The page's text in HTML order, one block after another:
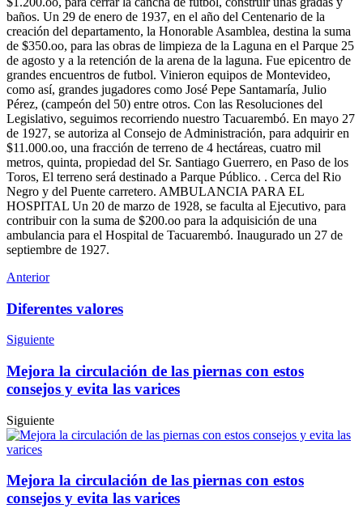
baños. Un 29 de enero de 1937, en el año del Centenario de la
creación del departamento, la Honorable Asamblea, destina la suma
de $350.oo, para las obras de limpieza de la Laguna en el Parque 25
de agosto y a la retención de la arena de la laguna. Fue epicentro de
grandes encuentros de futbol. Vinieron equipos de Montevideo,
como así, grandes jugadores como José Pepe Santamaría, Julio
Pérez, (campeón del 50) entre otros. Con las Resoluciones del
Legislativo, seguimos recorriendo nuestro Tacuarembó. En mayo 27
de 1927, se autoriza al Consejo de Administración, para adquirir en
$11.000.oo, una fracción de terreno de 4 hectáreas, cuatro mil
metros, quinta, propiedad del Sr. Santiago Guerrero, en Paso de los
Toros, El terreno será destinado a Parque Público. . Cerca del Rio
Negro y del Puente carretero. AMBULANCIA PARA EL
HOSPITAL Un 20 de marzo de 1928, se faculta al Ejecutivo, para
contribuir con la suma de $200.oo para la adquisición de una
ambulancia para el Hospital de Tacuarembó. Inaugurado un 27 de
septiembre de 1927.
Anterior
Diferentes valores
Siguiente
Mejora la circulación de las piernas con estos
consejos y evita las varices
Siguiente
Mejora la circulación de las piernas con estos
consejos y evita las varices